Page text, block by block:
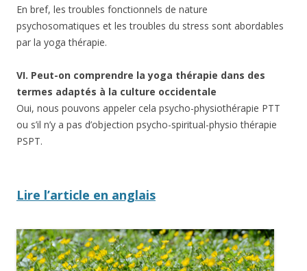
En bref, les troubles fonctionnels de nature
psychosomatiques et les troubles du stress sont abordables
par la yoga thérapie.
VI. Peut-on comprendre la yoga thérapie dans des
termes adaptés à la culture occidentale
Oui, nous pouvons appeler cela psycho-physiothérapie PTT
ou s’il n’y a pas d’objection psycho-spiritual-physio thérapie
PSPT.
Lire l’article en anglais